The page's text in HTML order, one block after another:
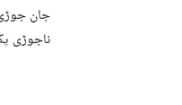
ناجوڑی